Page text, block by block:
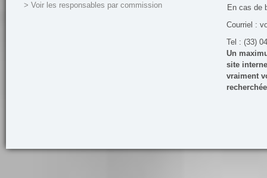
> Voir les responsables par commission
En cas de
Courriel :
Tel : (33)
Un
site
vraiment